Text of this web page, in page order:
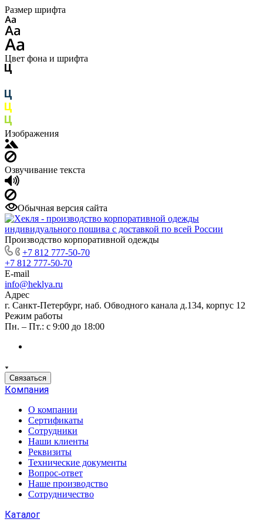
Размер шрифта
Цвет фона и шрифта
Изображения
Озвучивание текста
Обычная версия сайта
Производство корпоративной одежды
+7 812 777-50-70
+7 812 777-50-70
E-mail
info@heklya.ru
Адрес
г. Санкт-Петербург, наб. Обводного канала д.134, корпус 12
Режим работы
Пн. – Пт.: с 9:00 до 18:00
Связаться
Компания
О компании
Сертификаты
Сотрудники
Наши клиенты
Реквизиты
Технические документы
Вопрос-ответ
Наше производство
Сотрудничество
Каталог